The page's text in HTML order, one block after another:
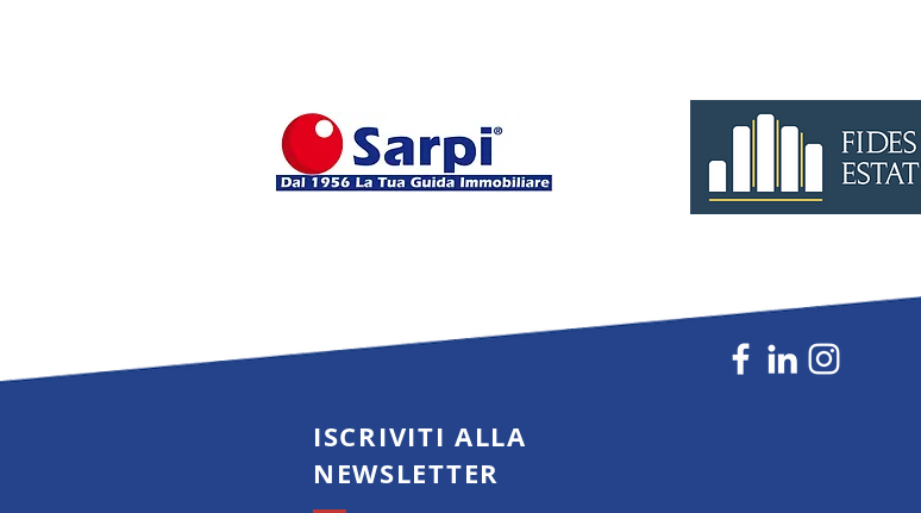
ISCRIVITI ALLA
NEWSLETTER